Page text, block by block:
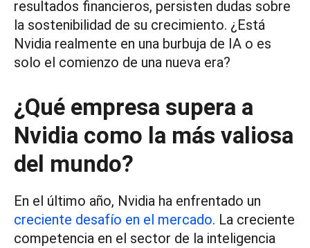
resultados financieros, persisten dudas sobre
la sostenibilidad de su crecimiento. ¿Está
Nvidia realmente en una burbuja de IA o es
solo el comienzo de una nueva era?
¿Qué empresa supera a
Nvidia como la más valiosa
del mundo?
En el último año, Nvidia ha enfrentado un
creciente desafío en el mercado. La creciente
competencia en el sector de la inteligencia